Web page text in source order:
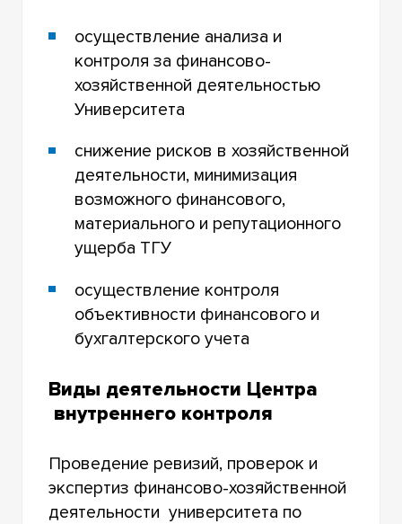
ВЕТЛАНД-ЦЕНТР
ЦЕНТР МЕНЕДЖМЕНТА КАЧЕСТВА ТГУ
КОЛЛЕКТИВНОГО ПОЛЬЗОВАНИЯ НАУЧНЫМ
ОБОРУДОВАНИЕМ
ЦЕНТР КОЛЛЕКТИВНОГО ПОЛЬЗОВАНИЯ
«ГЕНОМНЫЕ И МЕТАГЕНОМНЫЕ
ИССЛЕДОВАНИЯ»
УНПЦ «ТЕХНОЛОГИЧЕСКИЙ МЕНЕДЖМЕНТ»
осуществление анализа и
контроля за финансово-
хозяйственной деятельностью
Университета
снижение рисков в хозяйственной
деятельности, минимизация
возможного финансового,
материального и репутационного
ущерба ТГУ
осуществление контроля
объективности финансового и
бухгалтерского учета
Виды деятельности Центра
внутреннего контроля
Проведение ревизий, проверок и
экспертиз финансово-хозяйственной
деятельности университета по